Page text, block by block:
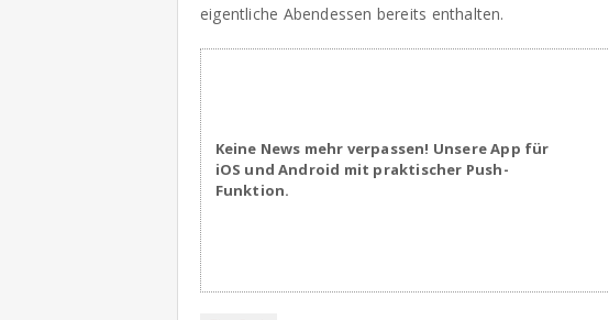
eigentliche Abendessen bereits enthalten.
Keine News mehr verpassen! Unsere App für
iOS und Android mit praktischer Push-
Funktion.